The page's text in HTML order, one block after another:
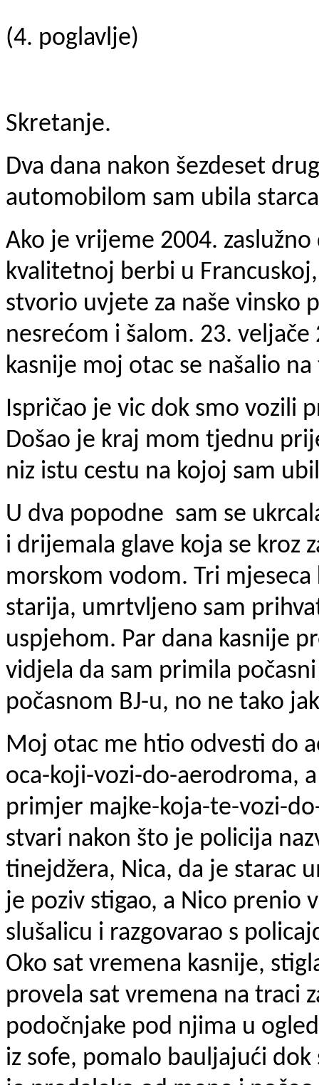
(4. poglavlje)
Skretanje.
Dva dana nakon šezdeset
automobilom sam ubila
Ako je vrijeme 2004.
kvalitetnoj berbi u
stvorio uvjete za naše vinsko
nesrećom i šalom. 23. veljače
kasnije moj otac se našalio
Ispričao je vic dok smo vozili
Došao je kraj mom tjednu
niz istu cestu na kojoj sam
U dva popodne sam se
i drijemala glave koja se kroz
morskom vodom. Tri
starija, umrtvljeno sam
uspjehom. Par dana kasnije
vidjela da sam primila počasni
počasnom BJ-u, no ne tako
Moj otac me htio odvesti do
oca-koji-vozi-do-aerodroma,
primjer majke-koja-te-vozi-
stvari nakon što je policija
tinejdžera, Nica, da je starac
je poziv stigao, a Nico prenio
slušalicu i razgovarao s
Oko sat vremena kasnije,
provela sat vremena na traci
podočnjake pod njima u
iz sofe, pomalo bauljajući